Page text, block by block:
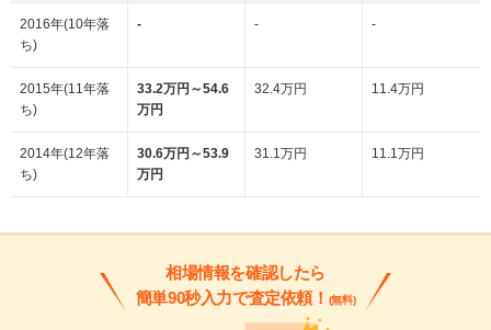
2016年(10年落
ち)
- - -
2015年(11年落
ち)
33.2万円～54.6
万円
32.4万円 11.4万円
2014年(12年落
ち)
30.6万円～53.9
万円
31.1万円 11.1万円
相場情報を確認したら
簡単90秒入力で査定依頼！ (無料)